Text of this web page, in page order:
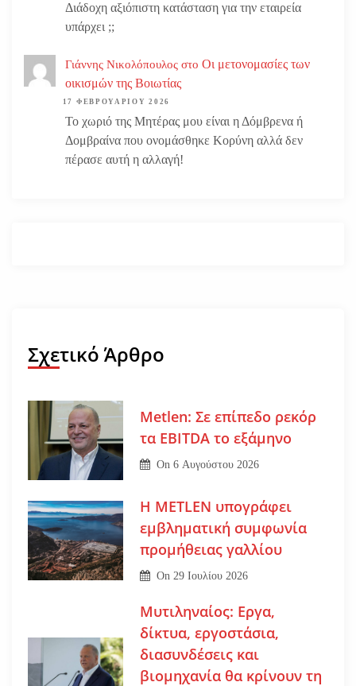
Διάδοχη αξιόπιστη κατάσταση για την εταιρεία
υπάρχει ;;
Γιάννης Νικολόπουλος στο Οι μετονομασίες των
οικισμών της Βοιωτίας
17 ΦΕΒΡΟΥΑΡΊΟΥ 2026
Το χωριό της Μητέρας μου είναι η Δόμβρενα ή
Δομβραίνα που ονομάσθηκε Κορύνη αλλά δεν
πέρασε αυτή η αλλαγή!
Σχετικό Άρθρο
Metlen: Σε επίπεδο ρεκόρ
τα EBITDA το εξάμηνο
On6 Αυγούστου 2026
Η METLEN υπογράφει
εμβληματική συμφωνία
προμήθειας γαλλίου
On 29 Ιουλίου 2026
Μυτιληναίος: Εργα,
δίκτυα, εργοστάσια,
διασυνδέσεις και
βιομηχανία θα κρίνουν τη